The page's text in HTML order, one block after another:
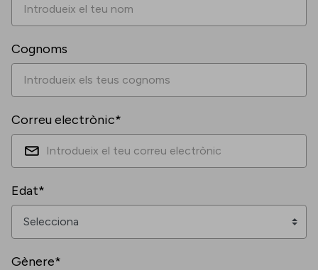
Cognoms
Correu electrònic*
Edat*
Gènere*